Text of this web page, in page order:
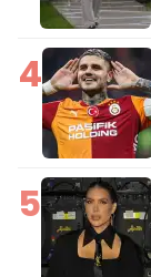
4
5